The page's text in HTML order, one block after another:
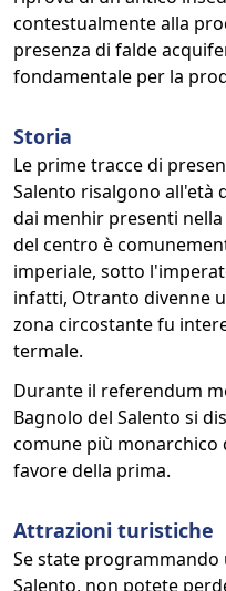
contestualmente alla
presenza di falde
fondamentale per la
Storia
Le prime tracce di
Salento risalgono all'età
dai menhir presenti
del centro è
imperiale, sotto
infatti, Otranto divenne
zona circostante fu
termale.
Durante il referendum
Bagnolo del Salento si
comune più monarchico
favore della prima.
Attrazioni turistiche
Se state programmando
Salento, non potete